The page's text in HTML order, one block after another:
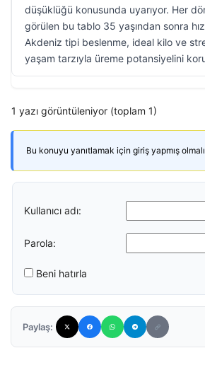
düşüklüğü konusunda uyarıyor. Her
görülen bu tablo 35 yaşından sonra
Akdeniz tipi beslenme, ideal kilo ve
yaşam tarzıyla üreme potansiyelini
1 yazı görüntüleniyor (toplam 1)
Bu konuyu yanıtlamak için giriş yapmış
Kullanıcı adı:
Parola:
Beni hatırla
Paylaş: